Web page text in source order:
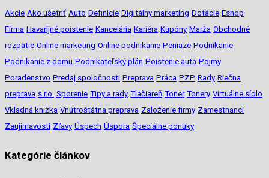
Akcie Ako ušetriť Auto Definície Digitálny marketing Dotácie Eshop
Firma Havarijné poistenie Kancelária Kariéra Kupóny Marža Obchodné
rozpätie Online marketing Online podnikanie Peniaze Podnikanie
Podnikanie z domu Podnikateľský plán Poistenie auta Pojmy
Poradenstvo Predaj spoločnosti Preprava Práca PZP Rady Riečna
preprava s.r.o. Sporenie Tipy a rady Tlačiareň Toner Tonery Virtuálne sídlo
Vkladná knižka Vnútroštátna preprava Založenie firmy Zamestnanci
Zaujímavosti Zľavy Úspech Úspora Špeciálne ponuky
Kategórie článkov